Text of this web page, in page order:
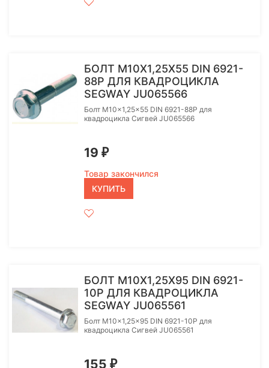
БОЛТ M10X1,25X55 DIN 6921-
88P ДЛЯ КВАДРОЦИКЛА
SEGWAY JU065566
Болт M10x1,25x55 DIN 6921-88P для
квадроцикла Сигвей JU065566
19 ₽
Товар закончился
КУПИТЬ
БОЛТ M10X1,25X95 DIN 6921-
10P ДЛЯ КВАДРОЦИКЛА
SEGWAY JU065561
Болт M10x1,25x95 DIN 6921-10P для
квадроцикла Сигвей JU065561
155 ₽